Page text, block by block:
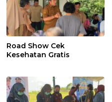
Road Show Cek
Kesehatan Gratis